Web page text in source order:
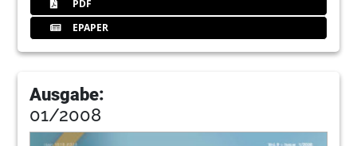
PDF
EPAPER
Ausgabe:
01/2008